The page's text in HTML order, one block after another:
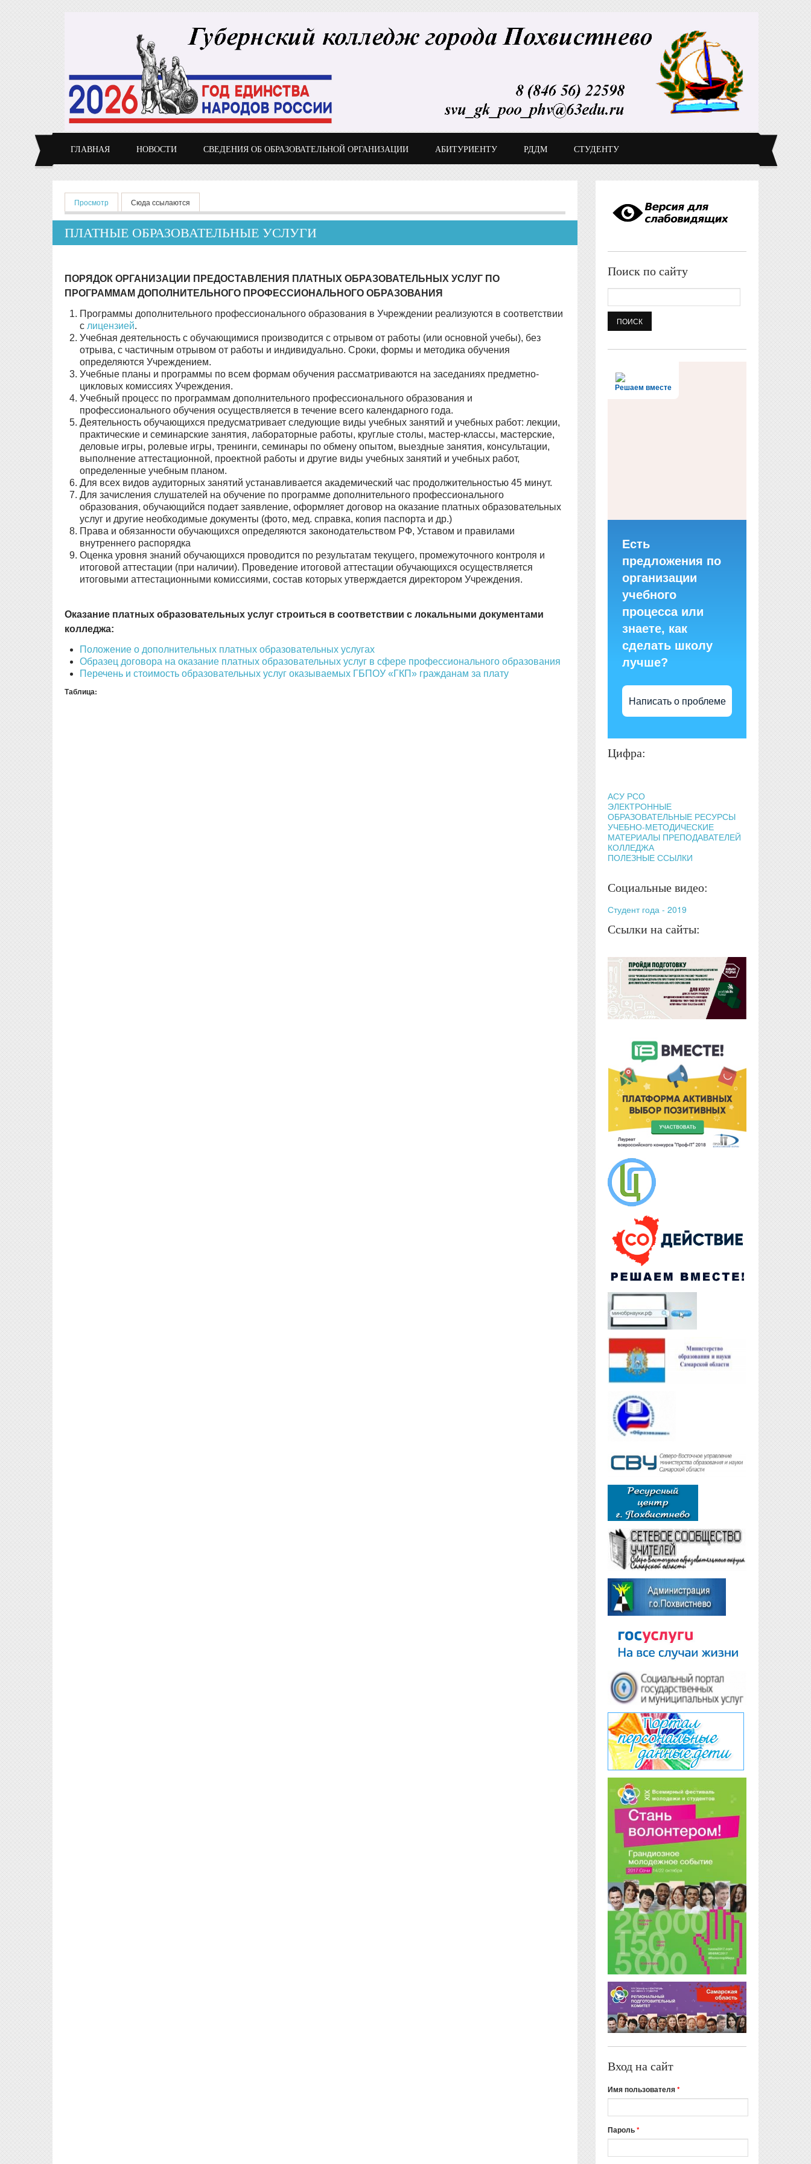
ГЛАВНАЯ НОВОСТИ СВЕДЕНИЯ ОБ ОБРАЗОВАТЕЛЬНОЙ ОРГАНИЗАЦИИ АБИТУРИЕНТУ РДДМ СТУДЕНТУ
Главные вкладки
Просмотр (активная вкладка)
Сюда ссылаются
ПЛАТНЫЕ ОБРАЗОВАТЕЛЬНЫЕ УСЛУГИ
ПОРЯДОК ОРГАНИЗАЦИИ ПРЕДОСТАВЛЕНИЯ ПЛАТНЫХ ОБРАЗОВАТЕЛЬНЫХ УСЛУГ ПО
ПРОГРАММАМ ДОПОЛНИТЕЛЬНОГО ПРОФЕССИОНАЛЬНОГО ОБРАЗОВАНИЯ
Программы дополнительного профессионального образования в Учреждении реализуются в соответствии
с лицензией.
Учебная деятельность с обучающимися производится с отрывом от работы (или основной учебы), без
отрыва, с частичным отрывом от работы и индивидуально. Сроки, формы и методика обучения
определяются Учреждением.
Учебные планы и программы по всем формам обучения рассматриваются на заседаниях предметно-
цикловых комиссиях Учреждения.
Учебный процесс по программам дополнительного профессионального образования и
профессионального обучения осуществляется в течение всего календарного года.
Деятельность обучающихся предусматривает следующие виды учебных занятий и учебных работ: лекции,
практические и семинарские занятия, лабораторные работы, круглые столы, мастер-классы, мастерские,
деловые игры, ролевые игры, тренинги, семинары по обмену опытом, выездные занятия, консультации,
выполнение аттестационной, проектной работы и другие виды учебных занятий и учебных работ,
определенные учебным планом.
Для всех видов аудиторных занятий устанавливается академический час продолжительностью 45 минут.
Для зачисления слушателей на обучение по программе дополнительного профессионального
образования, обучающийся подает заявление, оформляет договор на оказание платных образовательных
услуг и другие необходимые документы (фото, мед. справка, копия паспорта и др.)
Права и обязанности обучающихся определяются законодательством РФ, Уставом и правилами
внутреннего распорядка
Оценка уровня знаний обучающихся проводится по результатам текущего, промежуточного контроля и
итоговой аттестации (при наличии). Проведение итоговой аттестации обучающихся осуществляется
итоговыми аттестационными комиссиями, состав которых утверждается директором Учреждения.
Оказание платных образовательных услуг строиться в соответствии с локальными документами
колледжа:
Положение о дополнительных платных образовательных услугах
Образец договора на оказание платных образовательных услуг в сфере профессионального образования
Перечень и стоимость образовательных услуг оказываемых ГБПОУ «ГКП» гражданам за плату
Таблица:
Поиск по сайту
Решаем вместе
Есть
предложения по
организации
учебного
процесса или
знаете, как
сделать школу
лучше?
Написать о проблеме
Цифра:
АСУ РСО
ЭЛЕКТРОННЫЕ
ОБРАЗОВАТЕЛЬНЫЕ РЕСУРСЫ
УЧЕБНО-МЕТОДИЧЕСКИЕ
МАТЕРИАЛЫ ПРЕПОДАВАТЕЛЕЙ
КОЛЛЕДЖА
ПОЛЕЗНЫЕ ССЫЛКИ
Социальные видео:
Студент года - 2019
Ссылки на сайты:
Вход на сайт
Имя пользователя*
Пароль*